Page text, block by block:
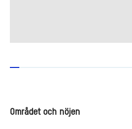
Området och nöjen